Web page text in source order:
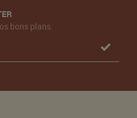
bons plans.